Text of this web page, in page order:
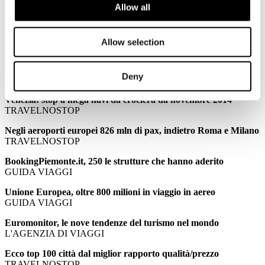
Allow all
Allow selection
Deny
ponte di Ognissanti
PALMUCCI: Ponte Ognissanti, turismo in stallo senza gli
Venezia: stop a mega navi da crociera da novembre 2014
TRAVELNOSTOP
Negli aeroporti europei 826 mln di pax, indietro Roma e Milano
TRAVELNOSTOP
BookingPiemonte.it, 250 le strutture che hanno aderito
GUIDA VIAGGI
Unione Europea, oltre 800 milioni in viaggio in aereo
GUIDA VIAGGI
Euromonitor, le nove tendenze del turismo nel mondo
L'AGENZIA DI VIAGGI
Ecco top 100 città dal miglior rapporto qualità/prezzo